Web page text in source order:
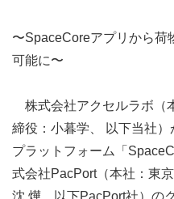
〜SpaceCoreアプリから荷
可能に〜
株式会社アクセルラボ（
締役：小暮学、 以下当社）
プラットフォーム「
式会社PacPort（本社：東
沈 燁、以下PacPort社）の